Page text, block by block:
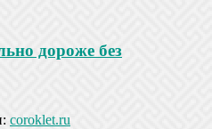
дороже без
coroklet.ru